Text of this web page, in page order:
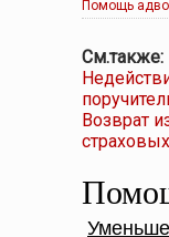
Помощь
См.также:
Возврат